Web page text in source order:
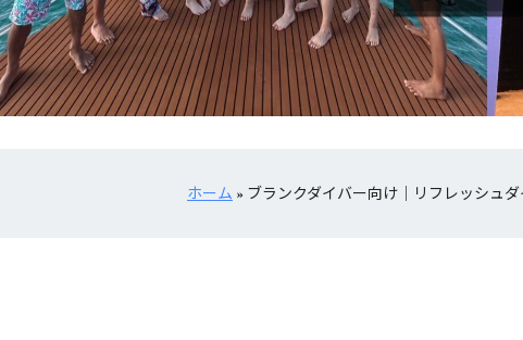
ホーム » ブランクダイバー向け｜リフレッシュ